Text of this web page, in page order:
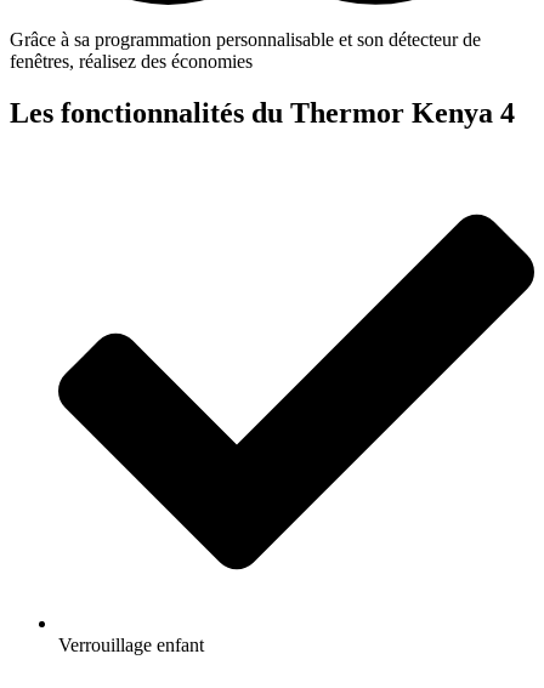
Grâce à sa programmation personnalisable et son détecteur de
fenêtres, réalisez des économies
Les fonctionnalités du Thermor Kenya 4
Verrouillage enfant